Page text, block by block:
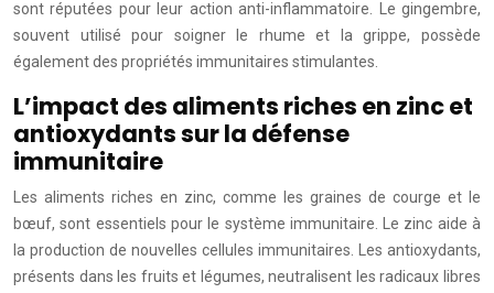
sont réputées pour leur action anti-inflammatoire. Le gingembre,
souvent utilisé pour soigner le rhume et la grippe, possède
également des propriétés immunitaires stimulantes.
L’impact des aliments riches en zinc et
antioxydants sur la défense
immunitaire
Les aliments riches en zinc, comme les graines de courge et le
bœuf, sont essentiels pour le système immunitaire. Le zinc aide à
la production de nouvelles cellules immunitaires. Les antioxydants,
présents dans les fruits et légumes, neutralisent les radicaux libres